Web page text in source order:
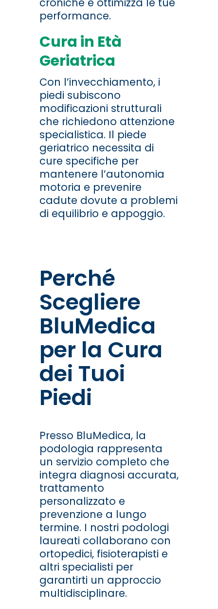
croniche e ottimizza le tue
performance.
Cura in Età
Geriatrica
Con l’invecchiamento, i
piedi subiscono
modificazioni strutturali
che richiedono attenzione
specialistica. Il piede
geriatrico necessita di
cure specifiche per
mantenere l’autonomia
motoria e prevenire
cadute dovute a problemi
di equilibrio e appoggio.
Perché
Scegliere
BluMedica
per la Cura
dei Tuoi
Piedi
Presso BluMedica, la
podologia rappresenta
un servizio completo che
integra diagnosi accurata,
trattamento
personalizzato e
prevenzione a lungo
termine. I nostri podologi
laureati collaborano con
ortopedici, fisioterapisti e
altri specialisti per
garantirti un approccio
multidisciplinare.